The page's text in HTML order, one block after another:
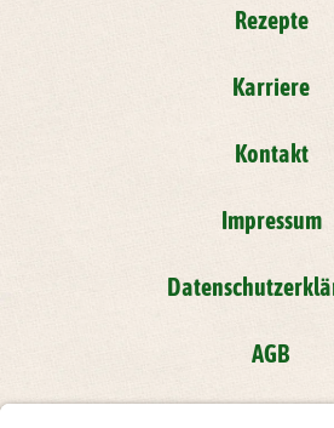
Rezepte
Karriere
Kontakt
Impressum
AGB